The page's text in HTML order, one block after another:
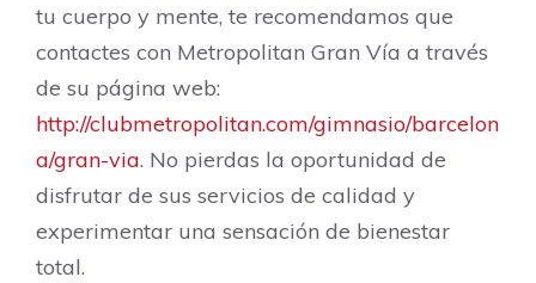
tu cuerpo y mente, te recomendamos que
contactes con Metropolitan Gran Vía a través
de su página web:
http://clubmetropolitan.com/gimnasio/barcelon
a/gran-via. No pierdas la oportunidad de
disfrutar de sus servicios de calidad y
experimentar una sensación de bienestar
total.